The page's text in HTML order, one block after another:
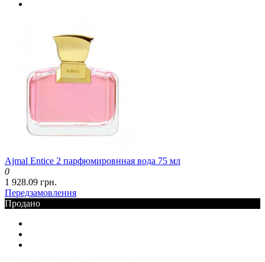
Ajmal Entice 2 парфюмировнная вода 75 мл
0
1 928.09 грн.
Передзамовлення
Продано